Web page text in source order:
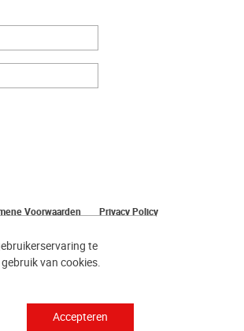
te
van cookies.
Accepteren
Voorwaarden
Privacy Policy